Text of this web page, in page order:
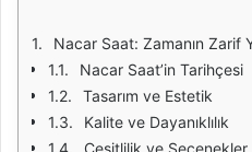
Nacar Saat: Zamanın Zarif
Nacar Saat’in Tarihçesi
Tasarım ve Estetik
Kalite ve Dayanıklılık
Çeşitlilik ve Seçenekler